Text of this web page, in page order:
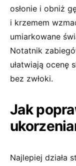
osłonie i obniż
i krzemem
umiarkowane
Notatnik
ułatwiają ocenę
bez zwłoki.
Jak
Najlepiej działa